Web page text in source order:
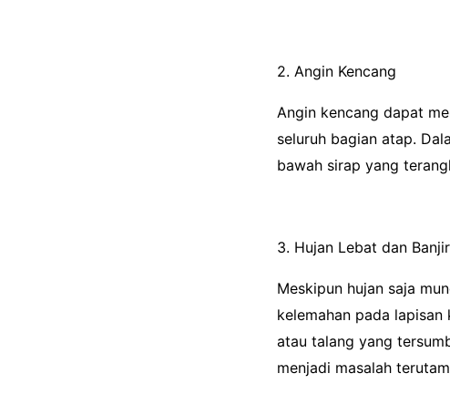
2. Angin Kencang
Angin kencang dapat
seluruh bagian atap.
bawah sirap yang
3. Hujan Lebat dan Banjir
Meskipun hujan saja
kelemahan pada
atau talang yang
menjadi masalah